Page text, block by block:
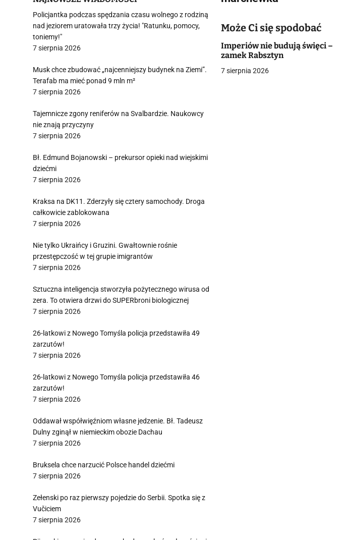
a
c
Może Ci się spodobać
Imperiów nie budują święci –
zamek Rabsztyn
7 sierpnia 2026
Policjantka podczas spędzania czasu wolnego z rodziną
nad jeziorem uratowała trzy życia! "Ratunku, pomocy,
toniemy!"
7 sierpnia 2026
Musk chce zbudować „najcenniejszy budynek na Ziemi”.
Terafab ma mieć ponad 9 mln m²
7 sierpnia 2026
Tajemnicze zgony reniferów na Svalbardzie. Naukowcy
nie znają przyczyny
7 sierpnia 2026
Bł. Edmund Bojanowski – prekursor opieki nad wiejskimi
dziećmi
7 sierpnia 2026
Kraksa na DK11. Zderzyły się cztery samochody. Droga
całkowicie zablokowana
7 sierpnia 2026
Nie tylko Ukraińcy i Gruzini. Gwałtownie rośnie
przestępczość w tej grupie imigrantów
7 sierpnia 2026
Sztuczna inteligencja stworzyła pożytecznego wirusa od
zera. To otwiera drzwi do SUPERbroni biologicznej
7 sierpnia 2026
26-latkowi z Nowego Tomyśla policja przedstawiła 49
zarzutów!
7 sierpnia 2026
26-latkowi z Nowego Tomyśla policja przedstawiła 46
zarzutów!
7 sierpnia 2026
Oddawał współwięźniom własne jedzenie. Bł. Tadeusz
Dulny zginął w niemieckim obozie Dachau
7 sierpnia 2026
Bruksela chce narzucić Polsce handel dziećmi
7 sierpnia 2026
Zełenski po raz pierwszy pojedzie do Serbii. Spotka się z
Vučiciem
7 sierpnia 2026